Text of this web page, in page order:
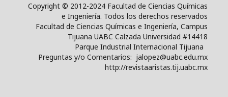
Copyright © 2012-2024 Facultad de Ciencias Químicas
e Ingeniería. Todos los derechos reservados
Facultad de Ciencias Químicas e Ingeniería, Campus
Tijuana UABC Calzada Universidad #14418
Parque Industrial Internacional Tijuana
Preguntas y/o Comentarios: jalopez@uabc.edu.mx
http://revistaaristas.tij.uabc.mx